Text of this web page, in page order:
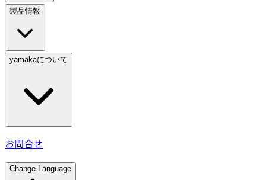
製品情報
yamakaについて
お問合せ
Change Language